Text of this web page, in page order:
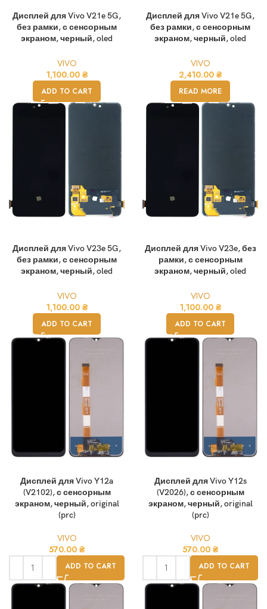
Дисплей для Vivo V21e 5G,
без рамки, с сенсорным
экраном, черный, oled
VIVO
1,100.00 ₴
ADD TO CART
Дисплей для Vivo V21e 5G,
без рамки, с сенсорным
экраном, черный, oled
VIVO
2,410.00 ₴
READ MORE
Дисплей для Vivo V23e 5G,
без рамки, с сенсорным
экраном, черный, oled
VIVO
1,100.00 ₴
ADD TO CART
Дисплей для Vivo V23e, без
рамки, с сенсорным
экраном, черный, oled
VIVO
1,100.00 ₴
ADD TO CART
Дисплей для Vivo Y12a
(V2102), с сенсорным
экраном, черный, original
(prc)
VIVO
570.00 ₴
ADD TO CART
Дисплей для Vivo Y12s
(V2026), с сенсорным
экраном, черный, original
(prc)
VIVO
570.00 ₴
ADD TO CART